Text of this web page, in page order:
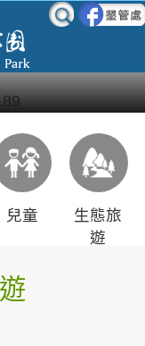
兒童
生態旅
遊